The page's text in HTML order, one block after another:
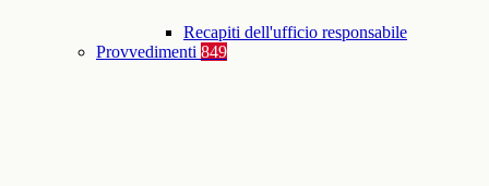
Recapiti dell'ufficio responsabile
Provvedimenti 849